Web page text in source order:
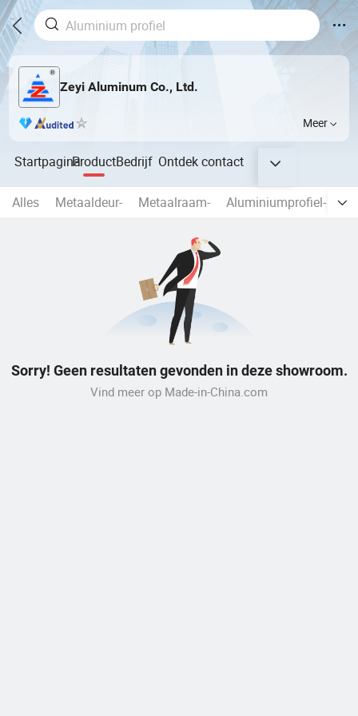
Zeyi Aluminum Co., Ltd.
Meer
StartpaginaProductBedrijf Ontdekcontact
Alles Metaaldeur- Metaalraam- Aluminiumprofiel-
Sorry! Geen resultaten gevonden in deze showroom.
Vind meer op Made-in-China.com